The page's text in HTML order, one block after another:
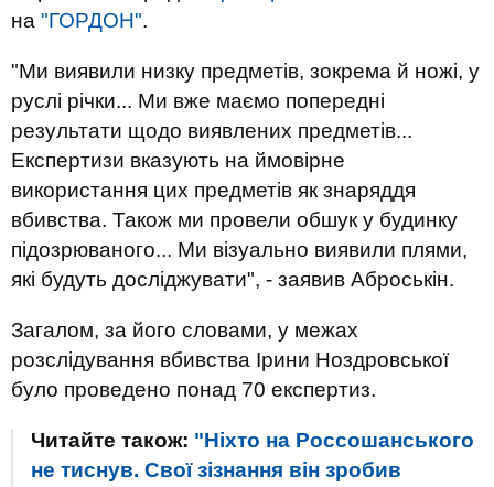
на "ГОРДОН".
"Ми виявили низку предметів, зокрема й ножі, у
руслі річки... Ми вже маємо попередні
результати щодо виявлених предметів...
Експертизи вказують на ймовірне
використання цих предметів як знаряддя
вбивства. Також ми провели обшук у будинку
підозрюваного... Ми візуально виявили плями,
які будуть досліджувати", - заявив Аброськін.
Загалом, за його словами, у межах
розслідування вбивства Ірини Ноздровської
було проведено понад 70 експертиз.
Читайте також: "Ніхто на Россошанського
не тиснув. Свої зізнання він зробив